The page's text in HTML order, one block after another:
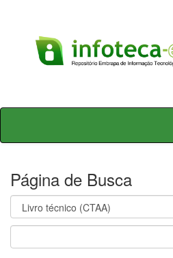
Skip
Página de Busca